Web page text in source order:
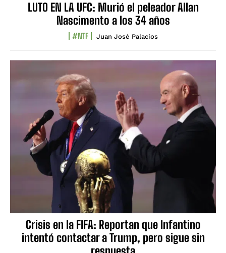
LUTO EN LA UFC: Murió el peleador Allan
Nascimento a los 34 años
#NTF Juan José Palacios
Crisis en la FIFA: Reportan que Infantino
intentó contactar a Trump, pero sigue sin